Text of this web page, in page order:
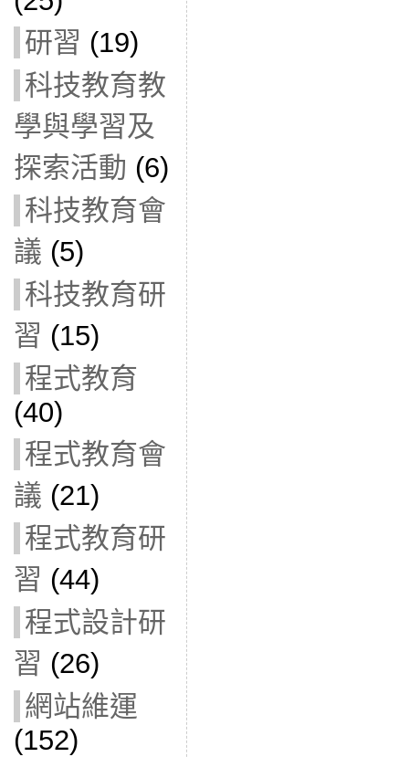
研習 (19)
科技教育教
學與學習及
探索活動 (6)
科技教育會
議 (5)
科技教育研
習 (15)
程式教育
(40)
程式教育會
議 (21)
程式教育研
習 (44)
程式設計研
習 (26)
網站維運
(152)